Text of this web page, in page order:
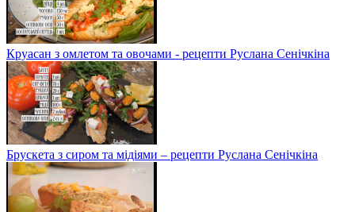
Круасан з омлетом та овочами - рецепти Руслана Сенічкіна
Брускета з сиром та мідіями – рецепти Руслана Сенічкіна